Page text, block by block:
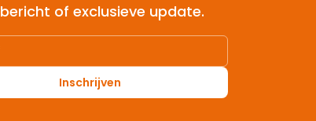
of exclusieve update.
Inschrijven